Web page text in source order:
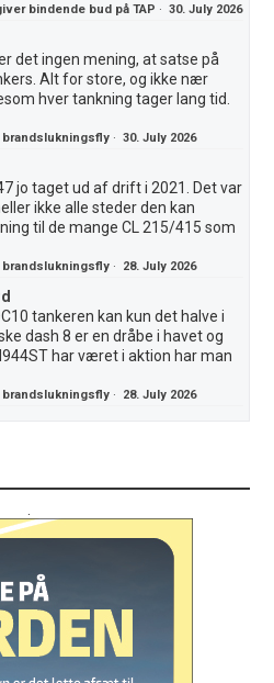
bindende bud på TAP ·30. July 2026
det ingen mening, at satse på
Alt for store, og ikke nær
hver tankning tager lang tid.
·30. July 2026
jo taget ud af drift i 2021. Det var
ikke alle steder den kan
til de mange CL 215/415 som
· 28. July 2026
tankeren kan kun det halve i
dash 8 er en dråbe i havet og
har været i aktion har man
· 28. July 2026